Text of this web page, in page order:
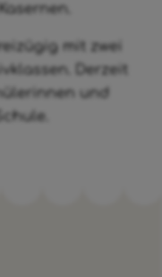
mit zwei
Derzeit
und